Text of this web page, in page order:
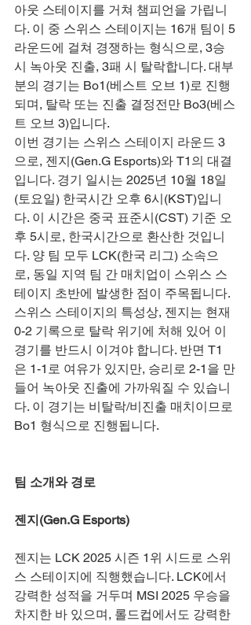
아웃 스테이지를 거쳐 챔피언을 가립니
다. 이 중 스위스 스테이지는 16개 팀이 5
라운드에 걸쳐 경쟁하는 형식으로, 3승
시 녹아웃 진출, 3패 시 탈락합니다. 대부
분의 경기는 Bo1(베스트 오브 1)로 진행
되며, 탈락 또는 진출 결정전만 Bo3(베스
트 오브 3)입니다.
이번 경기는 스위스 스테이지 라운드 3
으로, 젠지(Gen.G Esports)와 T1의 대결
입니다. 경기 일시는 2025년 10월 18일
(토요일) 한국시간 오후 6시(KST)입니
다. 이 시간은 중국 표준시(CST) 기준 오
후 5시로, 한국시간으로 환산한 것입니
다. 양 팀 모두 LCK(한국 리그) 소속으
로, 동일 지역 팀 간 매치업이 스위스 스
테이지 초반에 발생한 점이 주목됩니다.
스위스 스테이지의 특성상, 젠지는 현재
0-2 기록으로 탈락 위기에 처해 있어 이
경기를 반드시 이겨야 합니다. 반면 T1
은 1-1로 여유가 있지만, 승리로 2-1을 만
들어 녹아웃 진출에 가까워질 수 있습니
다. 이 경기는 비탈락/비진출 매치이므로
Bo1 형식으로 진행됩니다.
팀 소개와 경로
젠지(Gen.G Esports)
젠지는 LCK 2025 시즌 1위 시드로 스위
스 스테이지에 직행했습니다. LCK에서
강력한 성적을 거두며 MSI 2025 우승을
차지한 바 있으며, 롤드컵에서도 강력한